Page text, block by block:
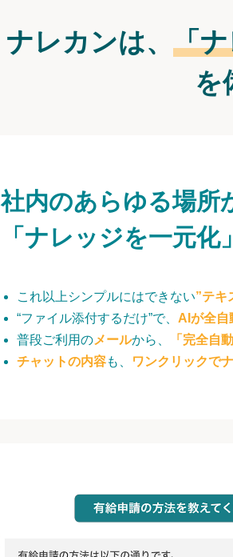
ナレカンは、 「
を
社内のあらゆる場所
「ナレッジを一元化
これ以上シンプルにはできない”テキ
“ファイル添付するだけ”で、 AIが全自
普段ご利用のメールから、
「完全自
チャットの内容も、 ワンクリックで